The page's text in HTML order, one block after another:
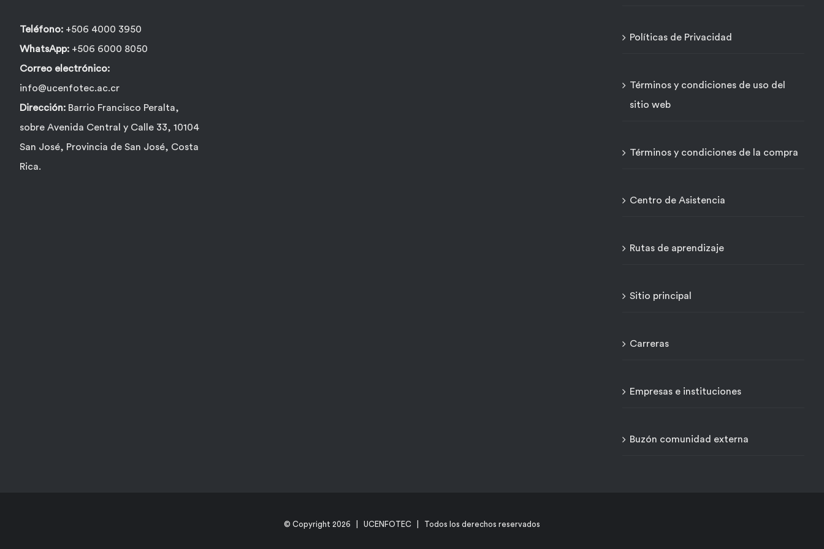
de
producto
Teléfono: +506 4000 3950
WhatsApp: +506 6000 8050
Correo electrónico:
info@ucenfotec.ac.cr
Dirección: Barrio Francisco Peralta,
sobre Avenida Central y Calle 33, 10104
San José, Provincia de San José, Costa
Rica.
Políticas de Privacidad
Términos y condiciones de uso del
sitio web
Términos y condiciones de la compra
Centro de Asistencia
Rutas de aprendizaje
Sitio principal
Carreras
Empresas e instituciones
Buzón comunidad externa
© Copyright 2026 | UCENFOTEC | Todos los derechos reservados